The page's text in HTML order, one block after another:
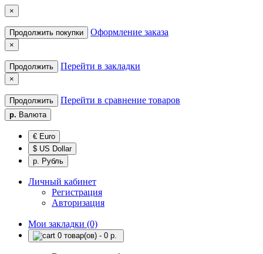
×
Продолжить покупки Оформление заказа
×
Продолжить Перейти в закладки
×
Продолжить Перейти в сравнение товаров
р. Валюта
€ Euro
$ US Dollar
р. Рубль
Личный кабинет
Регистрация
Авторизация
Мои закладки (0)
0 товар(ов) - 0 р.